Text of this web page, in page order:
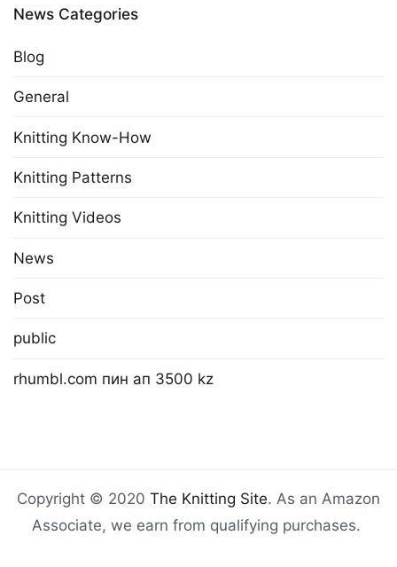
News Categories
Blog
General
Knitting Know-How
Knitting Patterns
Knitting Videos
News
Post
public
rhumbl.com пин ап 3500 kz
Copyright © 2020 The Knitting Site. As an Amazon
Associate, we earn from qualifying purchases.